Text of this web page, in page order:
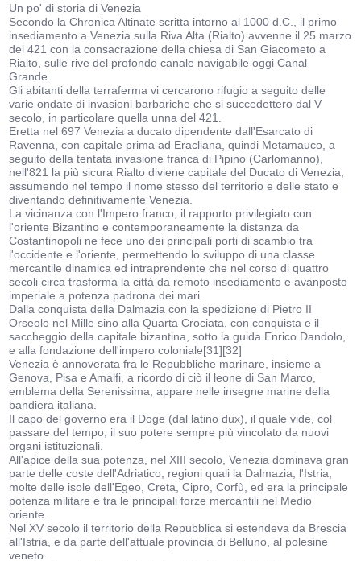
Un po' di storia di Venezia
Secondo la Chronica Altinate scritta intorno al 1000 d.C., il primo
insediamento a Venezia sulla Riva Alta (Rialto) avvenne il 25 marzo
del 421 con la consacrazione della chiesa di San Giacometo a
Rialto, sulle rive del profondo canale navigabile oggi Canal
Grande.
Gli abitanti della terraferma vi cercarono rifugio a seguito delle
varie ondate di invasioni barbariche che si succedettero dal V
secolo, in particolare quella unna del 421.
Eretta nel 697 Venezia a ducato dipendente dall'Esarcato di
Ravenna, con capitale prima ad Eracliana, quindi Metamauco, a
seguito della tentata invasione franca di Pipino (Carlomanno),
nell'821 la più sicura Rialto diviene capitale del Ducato di Venezia,
assumendo nel tempo il nome stesso del territorio e delle stato e
diventando definitivamente Venezia.
La vicinanza con l'Impero franco, il rapporto privilegiato con
l'oriente Bizantino e contemporaneamente la distanza da
Costantinopoli ne fece uno dei principali porti di scambio tra
l'occidente e l'oriente, permettendo lo sviluppo di una classe
mercantile dinamica ed intraprendente che nel corso di quattro
secoli circa trasforma la città da remoto insediamento e avanposto
imperiale a potenza padrona dei mari.
Dalla conquista della Dalmazia con la spedizione di Pietro II
Orseolo nel Mille sino alla Quarta Crociata, con conquista e il
saccheggio della capitale bizantina, sotto la guida Enrico Dandolo,
e alla fondazione dell'impero coloniale[31][32]
Venezia è annoverata fra le Repubbliche marinare, insieme a
Genova, Pisa e Amalfi, a ricordo di ciò il leone di San Marco,
emblema della Serenissima, appare nelle insegne marine della
bandiera italiana.
Il capo del governo era il Doge (dal latino dux), il quale vide, col
passare del tempo, il suo potere sempre più vincolato da nuovi
organi istituzionali.
All'apice della sua potenza, nel XIII secolo, Venezia dominava gran
parte delle coste dell'Adriatico, regioni quali la Dalmazia, l'Istria,
molte delle isole dell'Egeo, Creta, Cipro, Corfù, ed era la principale
potenza militare e tra le principali forze mercantili nel Medio
oriente.
Nel XV secolo il territorio della Repubblica si estendeva da Brescia
all'Istria, e da parte dell'attuale provincia di Belluno, al polesine
veneto.